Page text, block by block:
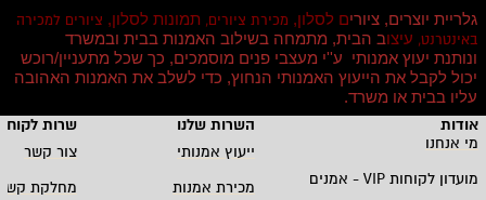
גלריית יוצרים, ציורים לסלון, מכירת ציורים, תמונות לסלון, ציורים למכירה
באינטרנט, עיצוב הבית, מתמחה בשילוב האמנות בבית ובמשרד
ונותנת יעוץ אמנותי ע''י מעצבי פנים מוסמכים, כך שכל מתעניין/רוכש
יכול לקבל את הייעוץ האמנותי הנחוץ, כדי לשלב את האמנות האהובה
עליו בבית או משרד.
אודות השרות שלנו
שרות
מי אנחנו
ייעוץ אמנותי
צור קשר
מועדון לקוחותVIP - אמנים מכירת אמנות
מחלקת